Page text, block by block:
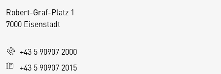
Robert-Graf-Platz 1
7000 Eisenstadt
+43 5 90907 2000
+43 5 90907 2015
D
s
e